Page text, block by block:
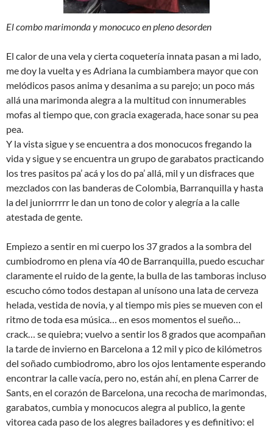
El combo marimonda y monocuco en pleno desorden
El calor de una vela y cierta coquetería innata pasan a mi lado,
me doy la vuelta y es Adriana la cumbiambera mayor que con
melódicos pasos anima y desanima a su parejo; un poco más
allá una marimonda alegra a la multitud con innumerables
mofas al tiempo que, con gracia exagerada, hace sonar su pea
pea.
Y la vista sigue y se encuentra a dos monocucos fregando la
vida y sigue y se encuentra un grupo de garabatos practicando
los tres pasitos pa’ acá y los do pa’ allá, mil y un disfraces que
mezclados con las banderas de Colombia, Barranquilla y hasta
la del juniorrrrr le dan un tono de color y alegría a la calle
atestada de gente.
Empiezo a sentir en mi cuerpo los 37 grados a la sombra del
cumbiodromo en plena vía 40 de Barranquilla, puedo escuchar
claramente el ruido de la gente, la bulla de las tamboras incluso
escucho cómo todos destapan al unísono una lata de cerveza
helada, vestida de novia, y al tiempo mis pies se mueven con el
ritmo de toda esa música… en esos momentos el sueño…
crack… se quiebra; vuelvo a sentir los 8 grados que acompañan
la tarde de invierno en Barcelona a 12 mil y pico de kilómetros
del soñado cumbiodromo, abro los ojos lentamente esperando
encontrar la calle vacía, pero no, están ahí, en plena Carrer de
Sants, en el corazón de Barcelona, una recocha de marimondas,
garabatos, cumbia y monocucos alegra al publico, la gente
vitorea cada paso de los alegres bailadores y es definitivo: el